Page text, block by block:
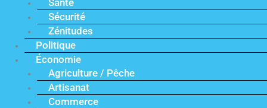
Sécurité
Zénitudes
Politique
Économie
Agriculture / Pêche
Artisanat
Commerce